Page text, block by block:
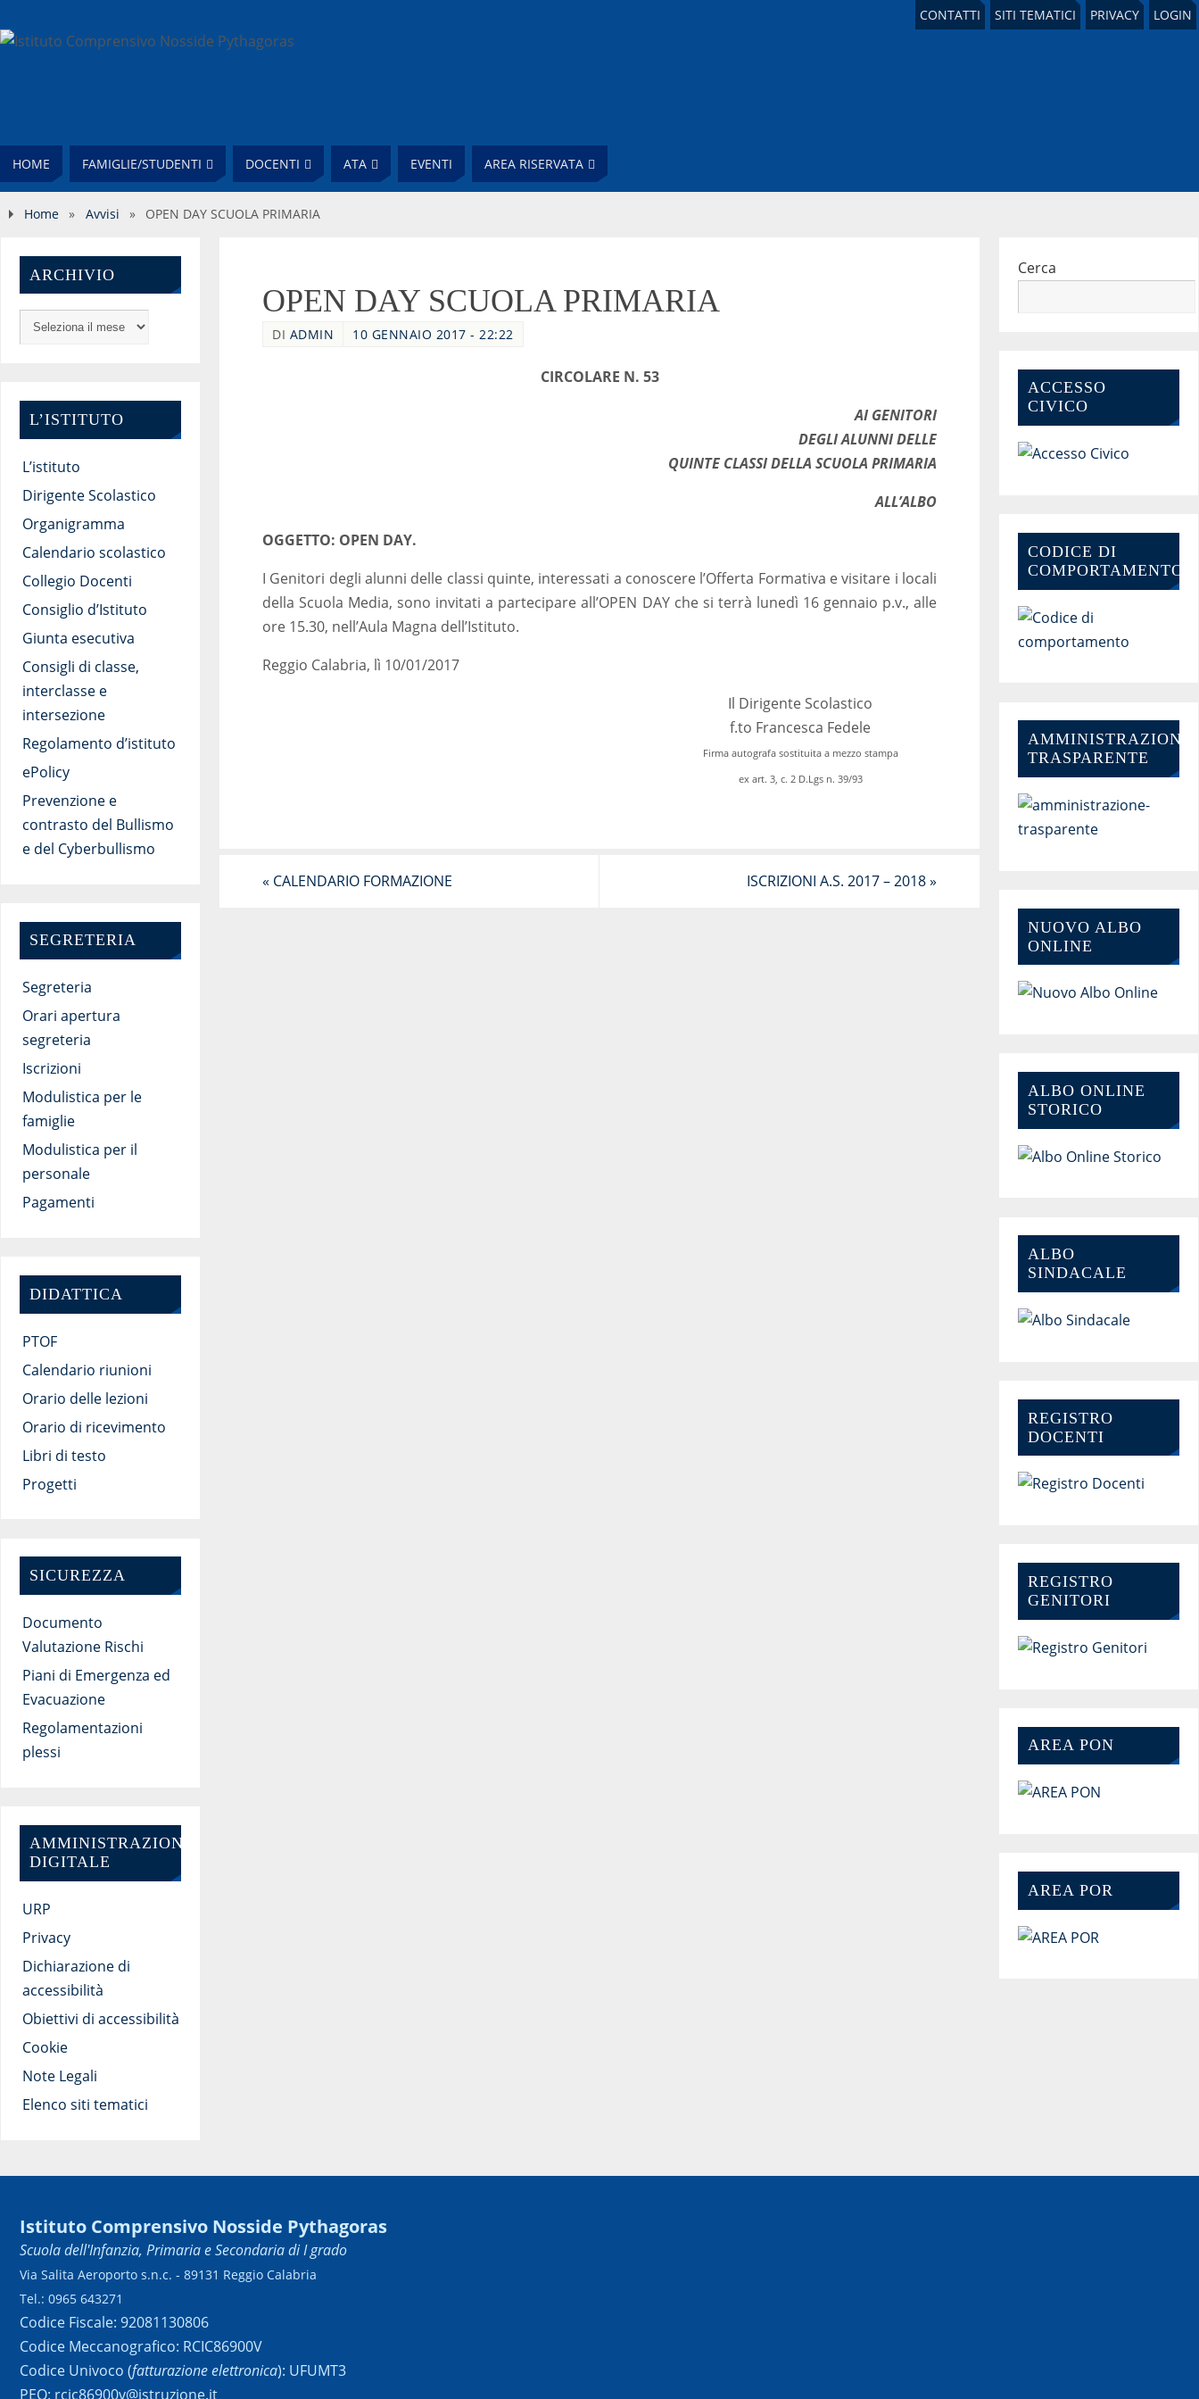
CONTATTI SITI TEMATICI PRIVACY LOGIN
HOME FAMIGLIE/STUDENTI DOCENTI ATA EVENTI AREA RISERVATA
Home » Avvisi » OPEN DAY SCUOLA PRIMARIA
OPEN DAY SCUOLA PRIMARIA
DI ADMIN 10 GENNAIO 2017 - 22:22
CIRCOLARE N. 53
AI GENITORI
DEGLI ALUNNI DELLE
QUINTE CLASSI DELLA SCUOLA PRIMARIA
ALL’ALBO
OGGETTO: OPEN DAY.
I Genitori degli alunni delle classi quinte, interessati a conoscere l’Offerta Formativa e visitare i locali
della Scuola Media, sono invitati a partecipare all’OPEN DAY che si terrà lunedì 16 gennaio p.v., alle
ore 15.30, nell’Aula Magna dell’Istituto.
Reggio Calabria, lì 10/01/2017
Il Dirigente Scolastico
f.to Francesca Fedele
Firma autografa sostituita a mezzo stampa
ex art. 3, c. 2 D.Lgs n. 39/93
« CALENDARIO FORMAZIONE ISCRIZIONI A.S. 2017 – 2018»
ARCHIVIO
L’ISTITUTO
L’istituto
Dirigente Scolastico
Organigramma
Calendario scolastico
Collegio Docenti
Consiglio d’Istituto
Giunta esecutiva
Consigli di classe,
interclasse e
intersezione
Regolamento d’istituto
ePolicy
Prevenzione e
contrasto del Bullismo
e del Cyberbullismo
SEGRETERIA
Segreteria
Orari apertura
segreteria
Iscrizioni
Modulistica per le
famiglie
Modulistica per il
personale
Pagamenti
DIDATTICA
PTOF
Calendario riunioni
Orario delle lezioni
Orario di ricevimento
Libri di testo
Progetti
SICUREZZA
Documento
Valutazione Rischi
Piani di Emergenza ed
Evacuazione
Regolamentazioni
plessi
AMMINISTRAZIONE
DIGITALE
URP
Privacy
Dichiarazione di
accessibilità
Obiettivi di accessibilità
Cookie
Note Legali
Elenco siti tematici
Cerca
ACCESSO
CIVICO
CODICE DI
COMPORTAMENTO
AMMINISTRAZIONE-
TRASPARENTE
NUOVO ALBO
ONLINE
ALBO ONLINE
STORICO
ALBO
SINDACALE
REGISTRO
DOCENTI
REGISTRO
GENITORI
AREA PON
AREA POR
Istituto Comprensivo Nosside Pythagoras
Scuola dell'Infanzia, Primaria e Secondaria di I grado
Via Salita Aeroporto s.n.c. - 89131 Reggio Calabria
Tel.: 0965 643271
Codice Fiscale: 92081130806
Codice Meccanografico: RCIC86900V
Codice Univoco (fatturazione elettronica): UFUMT3
PEO: rcic86900v@istruzione.it